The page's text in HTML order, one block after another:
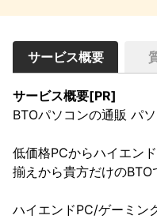
サービス概要
サービス概要[PR]
BTOパソコンの通販 パ
低価格PCからハイエン
揃えから貴方だけのBTO
ハイエンドPC/ゲーミン